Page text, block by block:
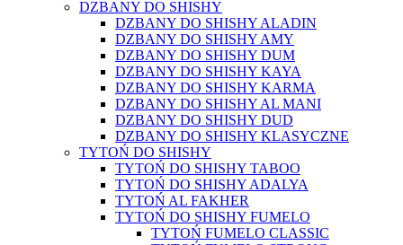
DZBANY DO SHISHY
DZBANY DO SHISHY ALADIN
DZBANY DO SHISHY AMY
DZBANY DO SHISHY DUM
DZBANY DO SHISHY KAYA
DZBANY DO SHISHY KARMA
DZBANY DO SHISHY AL MANI
DZBANY DO SHISHY DUD
DZBANY DO SHISHY KLASYCZNE
TYTOŃ DO SHISHY
TYTOŃ DO SHISHY TABOO
TYTOŃ DO SHISHY ADALYA
TYTOŃ AL FAKHER
TYTOŃ DO SHISHY FUMELO
TYTOŃ FUMELO CLASSIC